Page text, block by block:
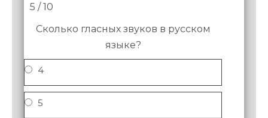
5 / 10
Сколько гласных звуков в русском
языке?
4
5